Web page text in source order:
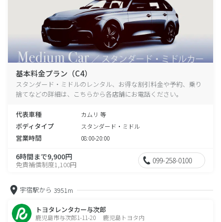
基本料金プラン（C4）
スタンダード・ミドルのレンタル、お得な割引料金や予約、乗り
捨てなどの詳細は、こちらから各店舗にお電話ください。
代表車種 カムリ 等
ボディタイプ スタンダード・ミドル
営業時間 08:00-20:00
6時間まで9,900円
免責補償制度1,100円 099-258-0100
宇宿駅から 3951m
トヨタレンタカー与次郎
鹿児島市与次郎1-11-20 鹿児島トヨタ内